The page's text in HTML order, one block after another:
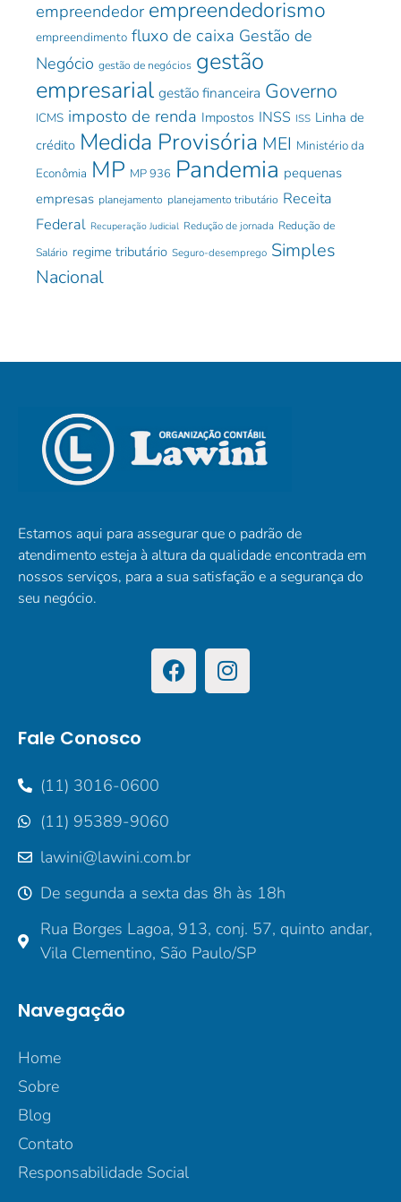
empreendedor empreendedorismo
empreendimento fluxo de caixa Gestão de
Negócio gestão de negócios gestão
empresarial gestão financeira Governo
ICMS imposto de renda Impostos INSS ISS Linha de
crédito Medida Provisória MEI Ministério da
Econômia MP MP 936 Pandemia pequenas
empresas planejamento planejamento tributário Receita
Federal Recuperação Judicial Redução de jornada Redução de
Salário regime tributário Seguro-desemprego Simples
Nacional
Estamos aqui para assegurar que o padrão de
atendimento esteja à altura da qualidade encontrada em
nossos serviços, para a sua satisfação e a segurança do
seu negócio.
Fale Conosco
(11) 3016-0600
(11) 95389-9060
lawini@lawini.com.br
De segunda a sexta das 8h às 18h
Rua Borges Lagoa, 913, conj. 57, quinto andar,
Vila Clementino, São Paulo/SP
Navegação
Home
Sobre
Blog
Contato
Responsabilidade Social